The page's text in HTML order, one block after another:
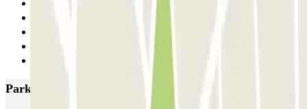
Parkings más valorados en La Línea de la Concepción